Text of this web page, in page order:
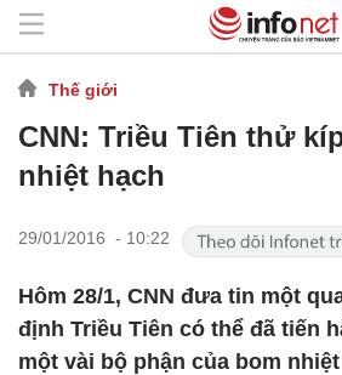
Thế giới
CNN: Triều Tiên thử
nhiệt hạch
29/01/2016 - 10:22
Hôm 28/1, CNN đưa tin một
định Triều Tiên có thể đã tiến
một vài bộ phận của bom